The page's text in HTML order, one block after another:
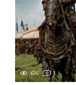
616 1